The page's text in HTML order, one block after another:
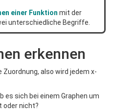
einer Funktion mit der
unterschiedliche Begriffe.
erkennen
Zuordnung, also wird jedem x-
es sich bei einem Graphen um
oder nicht?